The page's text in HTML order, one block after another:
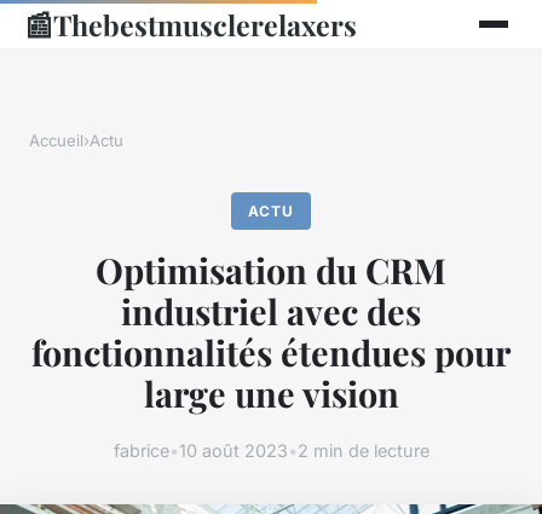
📰Thebestmusclerelaxers
Accueil›Actu
ACTU
Optimisation du CRM
industriel avec des
fonctionnalités étendues pour
large une vision
fabrice•10 août 2023•2 min de lecture